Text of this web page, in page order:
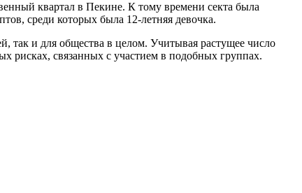
квартал в Пекине. К тому времени секта была
среди которых была 12-летняя девочка.
так и для общества в целом. Учитывая растущее число
рисках, связанных с участием в подобных группах.